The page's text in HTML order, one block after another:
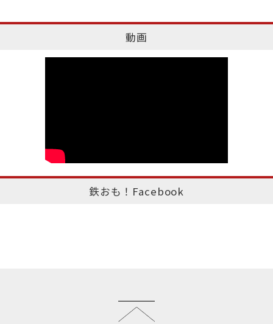
動画
鉄おも！Facebook